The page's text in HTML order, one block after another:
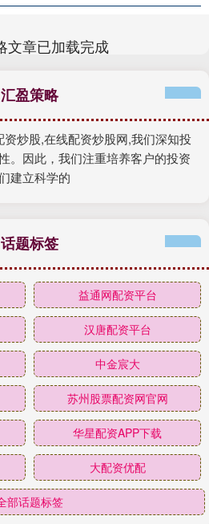
文章已加载完成
汇盈策略
炒股,在线配资炒股网,我们深知投
。因此，我们注重培养客户的投资
建立科学的
话题标签
益通网配资平台
汉唐配资平台
中金宸大
苏州股票配资网官网
华星配资APP下载
大配资优配
部话题标签